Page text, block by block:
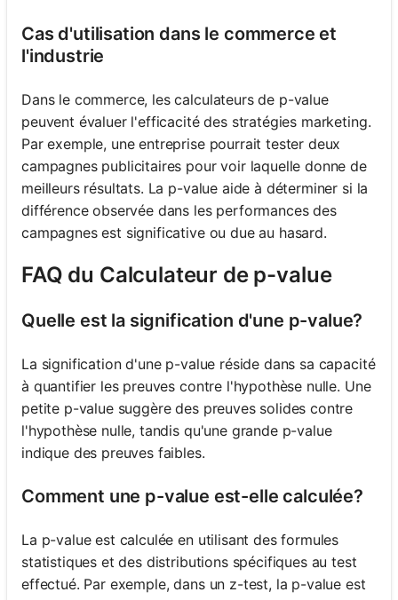
Cas d'utilisation dans le commerce et
l'industrie
Dans le commerce, les calculateurs de p-value
peuvent évaluer l'efficacité des stratégies marketing.
Par exemple, une entreprise pourrait tester deux
campagnes publicitaires pour voir laquelle donne de
meilleurs résultats. La p-value aide à déterminer si la
différence observée dans les performances des
campagnes est significative ou due au hasard.
FAQ du Calculateur de p-value
Quelle est la signification d'une p-value?
La signification d'une p-value réside dans sa capacité
à quantifier les preuves contre l'hypothèse nulle. Une
petite p-value suggère des preuves solides contre
l'hypothèse nulle, tandis qu'une grande p-value
indique des preuves faibles.
Comment une p-value est-elle calculée?
La p-value est calculée en utilisant des formules
statistiques et des distributions spécifiques au test
effectué. Par exemple, dans un z-test, la p-value est